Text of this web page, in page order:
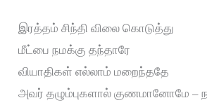
இரத்தம் சிந்தி விலை கொடுத்து
மீட்பை நமக்கு தந்தாரே
வியாதிகள் எல்லாம் மறைந்ததே
அவர் தழும்புகளால் குணமானோமே –